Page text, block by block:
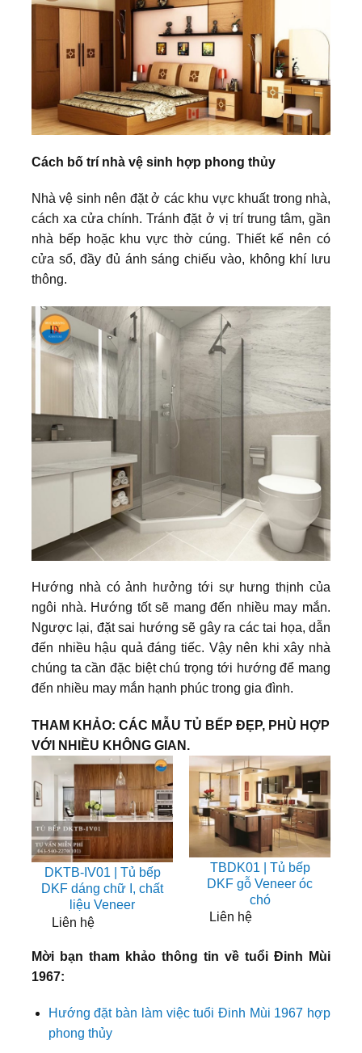
Cách bố trí nhà vệ sinh hợp phong thủy
Nhà vệ sinh nên đặt ở các khu vực khuất trong nhà,
cách xa cửa chính. Tránh đặt ở vị trí trung tâm, gần
nhà bếp hoặc khu vực thờ cúng. Thiết kế nên có
cửa sổ, đầy đủ ánh sáng chiếu vào, không khí lưu
thông.
Hướng nhà có ảnh hưởng tới sự hưng thịnh của
ngôi nhà. Hướng tốt sẽ mang đến nhiều may mắn.
Ngược lại, đặt sai hướng sẽ gây ra các tai họa, dẫn
đến nhiều hậu quả đáng tiếc. Vậy nên khi xây nhà
chúng ta cần đặc biệt chú trọng tới hướng để mang
đến nhiều may mắn hạnh phúc trong gia đình.
THAM KHẢO: CÁC MẪU TỦ BẾP ĐẸP, PHÙ HỢP
VỚI NHIỀU KHÔNG GIAN.
DKTB-IV01 | Tủ bếp
DKF dáng chữ I, chất
liệu Veneer
Liên hệ
TBDK01 | Tủ bếp
DKF gỗ Veneer óc
chó
Liên hệ
Mời bạn tham khảo thông tin về tuổi Đinh Mùi
1967:
Hướng đặt bàn làm việc tuổi Đinh Mùi 1967 hợp
phong thủy